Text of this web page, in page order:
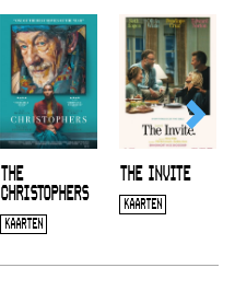
THE
CHRISTOPHERS
KAARTEN
THE INVITE
KAARTEN